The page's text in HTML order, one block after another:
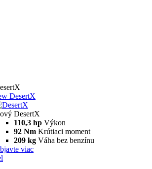
DesertX
DesertX
110,3 hp Výkon
92 Nm Krútiaci moment
209 kg Váha bez benzínu
viac